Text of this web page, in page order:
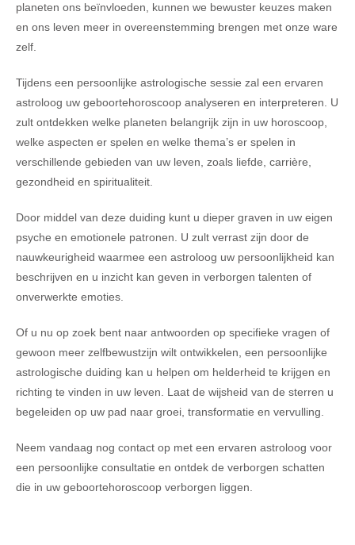
planeten ons beïnvloeden, kunnen we bewuster keuzes maken
en ons leven meer in overeenstemming brengen met onze ware
zelf.
Tijdens een persoonlijke astrologische sessie zal een ervaren
astroloog uw geboortehoroscoop analyseren en interpreteren. U
zult ontdekken welke planeten belangrijk zijn in uw horoscoop,
welke aspecten er spelen en welke thema’s er spelen in
verschillende gebieden van uw leven, zoals liefde, carrière,
gezondheid en spiritualiteit.
Door middel van deze duiding kunt u dieper graven in uw eigen
psyche en emotionele patronen. U zult verrast zijn door de
nauwkeurigheid waarmee een astroloog uw persoonlijkheid kan
beschrijven en u inzicht kan geven in verborgen talenten of
onverwerkte emoties.
Of u nu op zoek bent naar antwoorden op specifieke vragen of
gewoon meer zelfbewustzijn wilt ontwikkelen, een persoonlijke
astrologische duiding kan u helpen om helderheid te krijgen en
richting te vinden in uw leven. Laat de wijsheid van de sterren u
begeleiden op uw pad naar groei, transformatie en vervulling.
Neem vandaag nog contact op met een ervaren astroloog voor
een persoonlijke consultatie en ontdek de verborgen schatten
die in uw geboortehoroscoop verborgen liggen.